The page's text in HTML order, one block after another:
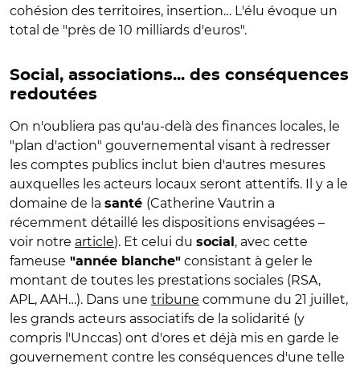
cohésion des territoires, insertion… L'élu évoque un
total de "près de 10 milliards d'euros".
Social, associations... des conséquences
redoutées
On n'oubliera pas qu'au-delà des finances locales, le
"plan d'action" gouvernemental visant à redresser
les comptes publics inclut bien d'autres mesures
auxquelles les acteurs locaux seront attentifs. Il y a le
domaine de la santé (Catherine Vautrin a
récemment détaillé les dispositions envisagées –
voir notre article). Et celui du social , avec cette
fameuse "année blanche" consistant à geler le
montant de toutes les prestations sociales (RSA,
APL, AAH…). Dans une tribune commune du 21 juillet,
les grands acteurs associatifs de la solidarité (y
compris l'Unccas) ont d'ores et déjà mis en garde le
gouvernement contre les conséquences d'une telle